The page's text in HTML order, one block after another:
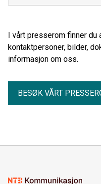
I vårt presserom finner
kontaktpersoner, bilder,
informasjon om oss.
BESØK VÅRT